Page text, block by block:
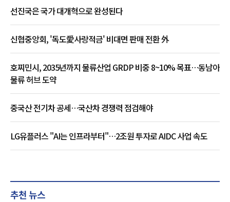
선진국은 국가 대개혁으로 완성된다
신협중앙회, '독도愛사랑적금' 비대면 판매 전환 外
호찌민시, 2035년까지 물류산업 GRDP 비중 8~10% 목표…동남아
물류 허브 도약
중국산 전기차 공세…국산차 경쟁력 점검해야
LG유플러스 "AI는 인프라부터"…2조원 투자로 AIDC 사업 속도
추천 뉴스